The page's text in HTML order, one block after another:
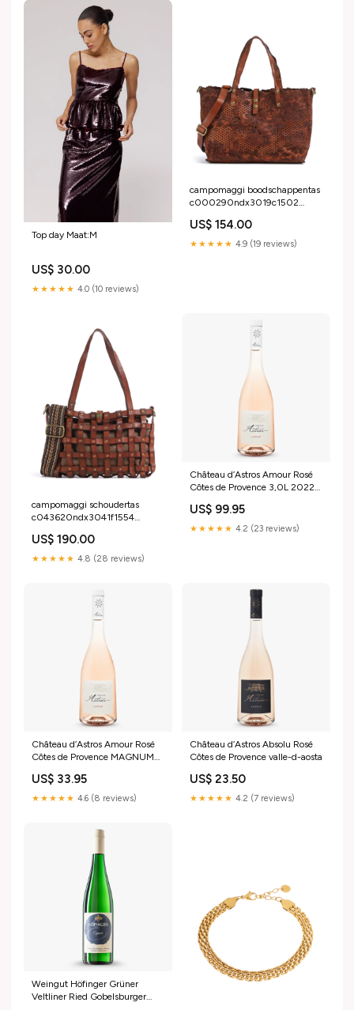
Top day Maat:M
US$ 30.00
★★★★★ 4.0 (10 reviews)
campomaggi boodschappentas
c000290ndx3019c1502
US$ 154.00
★★★★★ 4.9 (19 reviews)
campomaggi schoudertas
c043620ndx3041f1554
US$ 190.00
★★★★★ 4.8 (28 reviews)
Château d’Astros Amour Rosé
Côtes de Provence 3,0L 2022
italiaanse-wijnen
US$ 99.95
★★★★★ 4.2 (23 reviews)
Château d’Astros Amour Rosé
Côtes de Provence MAGNUM
US$ 33.95
★★★★★ 4.6 (8 reviews)
Château d’Astros Absolu Rosé
Côtes de Provence valle-d-aosta
US$ 23.50
★★★★★ 4.2 (7 reviews)
Weingut Höfinger Grüner
Veltliner Ried Gobelsburger